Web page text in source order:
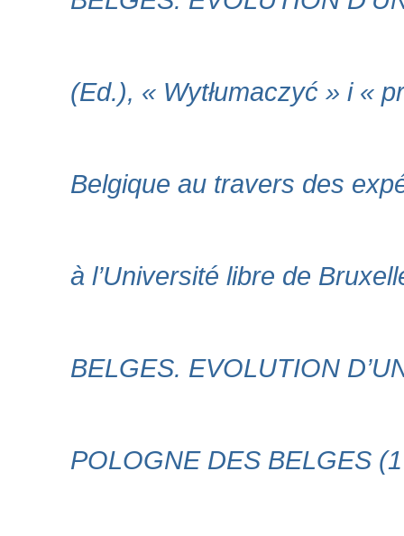
(Ed.), « Wytłumaczyć » i «
Belgique au travers des
à l’Université libre de
BELGES. EVOLUTION
POLOGNE DES BELGES